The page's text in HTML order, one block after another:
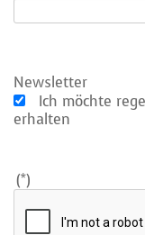
Newsletter
Ich möchte
erhalten
(*)